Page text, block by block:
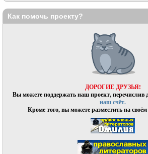
Как помочь проекту?
ДОРОГИЕ ДРУЗЬЯ!
Вы можете поддержать наш проект, перечислив
наш счёт.
Кроме того, вы можете разместить на своём